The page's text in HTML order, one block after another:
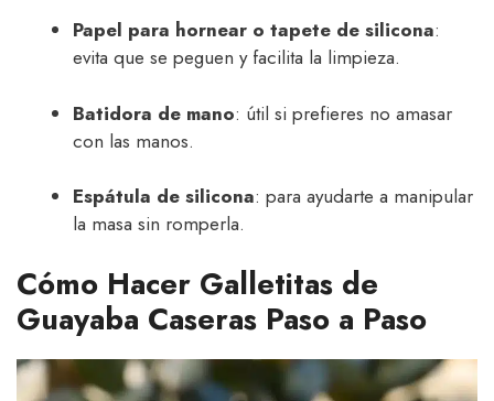
Papel para hornear o tapete de silicona:
evita que se peguen y facilita la limpieza.
Batidora de mano: útil si prefieres no amasar
con las manos.
Espátula de silicona: para ayudarte a manipular
la masa sin romperla.
Cómo Hacer Galletitas de
Guayaba Caseras Paso a Paso